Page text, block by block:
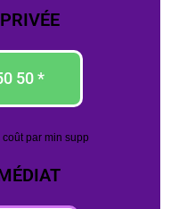
50 *
par min supp